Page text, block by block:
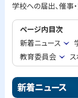
学校への届出、催事
ページ内目次
新着ニュース
教育委員会
新着ニュース